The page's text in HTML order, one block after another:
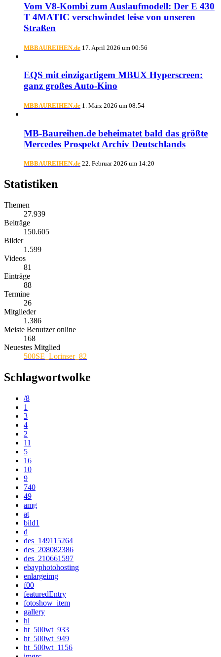
Vom V8-Kombi zum Auslaufmodell: Der E 430
T 4MATIC verschwindet leise von unseren
Straßen
MBBAUREIHEN.de 17. April 2026 um 00:56
EQS mit einzigartigem MBUX Hyperscreen:
ganz großes Auto-Kino
MBBAUREIHEN.de 1. März 2026 um 08:54
MB-Baureihen.de beheimatet bald das größte
Mercedes Prospekt Archiv Deutschlands
MBBAUREIHEN.de 22. Februar 2026 um 14:20
Statistiken
Themen
27.939
Beiträge
150.605
Bilder
1.599
Videos
81
Einträge
88
Termine
26
Mitglieder
1.386
Meiste Benutzer online
168
Neuestes Mitglied
500SE_Lorinser_82
Schlagwortwolke
/8
1
3
4
2
11
5
16
10
9
740
49
amg
at
bild1
d
des_149115264
des_208082386
des_210661597
ebayphotohosting
enlargeimg
f00
featuredEntry
fotoshow_item
gallery
hl
ht_500wt_933
ht_500wt_949
ht_500wt_1156